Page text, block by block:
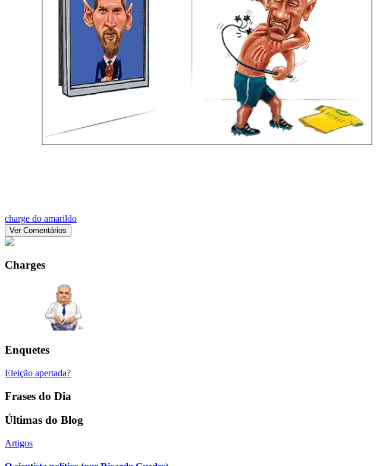
charge do amarildo
Ver Comentários
Charges
Enquetes
Eleição apertada?
Frases do Dia
Últimas do Blog
Artigos